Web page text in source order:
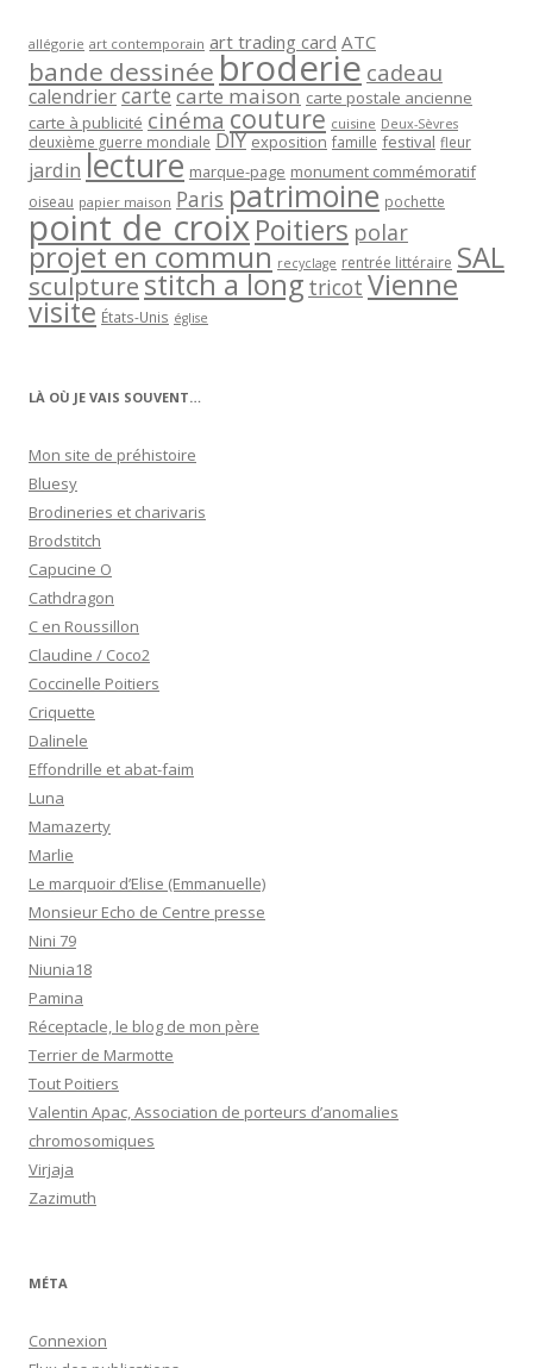
allégorie art contemporain art trading card ATC
bande dessinée broderie cadeau
calendriercartecarte maison carte postale ancienne
carte à publicité cinéma couture cuisine Deux-Sèvres
deuxième guerre mondiale DIY exposition famille festival fleur
jardin lecture marque-page monument commémoratif
oiseau papier maison Paris patrimoine pochette
point de croixPoitiers polar
projet en commun recyclage rentrée littéraire SAL
sculpturestitch a long tricot Vienne
visite États-Unis église
LÀ OÙ JE VAIS SOUVENT…
Mon site de préhistoire
Bluesy
Brodineries et charivaris
Brodstitch
Capucine O
Cathdragon
C en Roussillon
Claudine / Coco2
Coccinelle Poitiers
Criquette
Dalinele
Effondrille et abat-faim
Luna
Mamazerty
Marlie
Le marquoir d’Elise (Emmanuelle)
Monsieur Echo de Centre presse
Nini 79
Niunia18
Pamina
Réceptacle, le blog de mon père
Terrier de Marmotte
Tout Poitiers
Valentin Apac, Association de porteurs d’anomalies
chromosomiques
Virjaja
Zazimuth
MÉTA
Connexion